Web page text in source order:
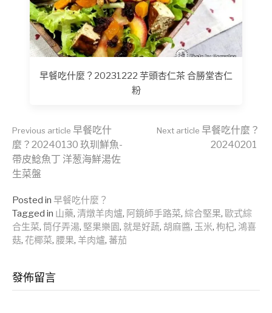
早餐吃什麼？20231222 芋頭杏仁茶 合勝堂杏仁
粉
Continue
Reading
Previous article 早餐吃什
麼？20240130 玖玔鮮魚-
帶皮鯰魚丁 洋葱海鮮湯佐
生菜盤
Next article 早餐吃什麼？
20240201
Posted in 早餐吃什麼？
Tagged in 山藥, 清燉羊肉爐, 阿鏡師手路菜, 綜合堅果, 歐式綜
合生菜, 筒仔弄湯, 堅果樂園, 就是好蔬, 胡麻醬, 玉米, 枸杞, 鴻喜
菇, 花椰菜, 腰果, 羊肉爐, 蕃茄
發佈留言